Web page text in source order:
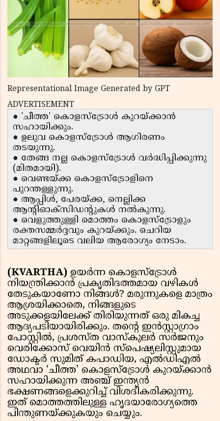
Representational Image Generated by GPT
ADVERTISEMENT
● 'ചീത്ത' കൊളസ്ട്രോൾ കുറയ്ക്കാൻ
സഹായിക്കും.
● ഉലുവ കൊളസ്ട്രോൾ ആഗിരണം
തടയുന്നു.
● തേങ്ങ നല്ല കൊളസ്ട്രോൾ വർദ്ധിപ്പിക്കുന്നു
(മിതമായി).
● വെണ്ടയ്ക്ക കൊളസ്ട്രോളിനെ
പുറന്തള്ളുന്നു.
● ആപ്പിൾ, പേരയ്ക്ക, നെല്ലിക്ക
ആന്റിഓക്‌സിഡന്റുകൾ നൽകുന്നു.
● വെളുത്തുള്ളി മൊത്തം കൊളസ്ട്രോളും
രക്തസമ്മർദ്ദവും കുറയ്ക്കും. ചെറിയ
മാറ്റങ്ങളിലൂടെ വലിയ ആരോഗ്യം നേടാം.
(KVARTHA) ഉയർന്ന കൊളസ്‌ട്രോൾ
നിയന്ത്രിക്കാൻ പ്രകൃതിദത്തമായ വഴികൾ
തേടുകയാണോ നിങ്ങൾ? മരുന്നുകളെ മാത്രം
ആശ്രയിക്കാതെ, നിങ്ങളുടെ
അടുക്കളയിലേക്ക് തിരിയുന്നത് ഒരു മികച്ച
ആദ്യപടിയായിരിക്കും. തന്റെ ഇൻസ്റ്റാഗ്രാം
പോസ്റ്റിൽ, പ്രശസ്ത വാസ്കുലർ സർജനും
വെരിക്കോസ് വെയിൻ സ്പെഷ്യലിസ്റ്റുമായ
ഡോക്ടർ സുമിത് കപാഡിയ, എൽഡിഎൽ
അഥവാ ‘ചീത്ത’ കൊളസ്ട്രോൾ കുറയ്ക്കാൻ
സഹായിക്കുന്ന അഞ്ച് ഇന്ത്യൻ
ഭക്ഷണങ്ങളെക്കുറിച്ച് വിശദീകരിക്കുന്നു.
ഇത് മൊത്തത്തിലുള്ള ഹൃദയാരോഗ്യത്തെ
പിന്തുണയ്ക്കുകയും ചെയ്യും.